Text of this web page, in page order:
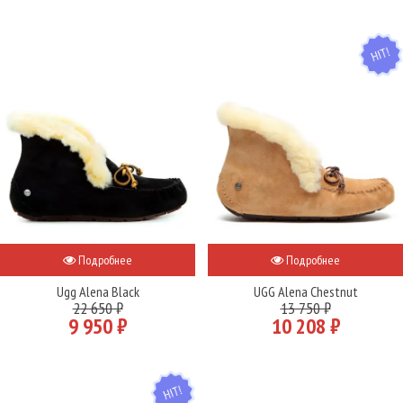
Подробнее
Ugg Alena Black
22 650 ₽
9 950 ₽
HIT
Подробнее
UGG Alena Chestnut
13 750 ₽
10 208 ₽
HIT